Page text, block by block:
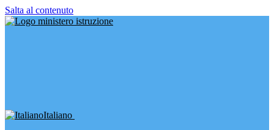
Salta al contenuto
Italiano